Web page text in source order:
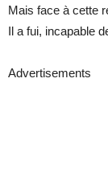
Mais face à cette
Il a fui, incapable
Advertisements